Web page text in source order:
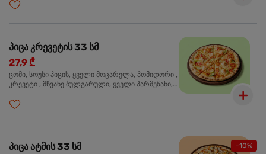
პიცა კრევეტის 33 სმ
27,9 ₾
ცომი, სოუსი პიცის, ყველი მოცარელა, პომიდორი ,
კრევეტი , მწვანე ბულგარული, ყველი პარმეზანი,
-10%
პიცა ატმის 33 სმ